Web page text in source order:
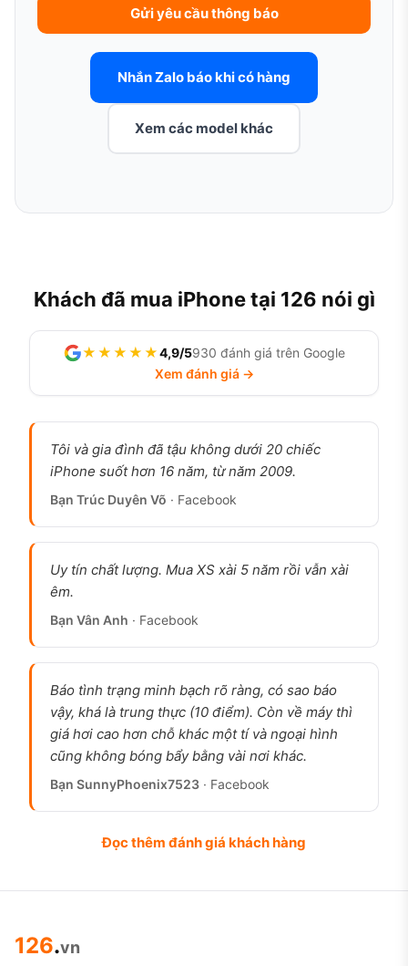
Gửi yêu cầu thông báo
Nhắn Zalo báo khi có hàng
Xem các model khác
Khách đã mua iPhone tại 126 nói gì
★★★★★4,9/5930 đánh giá trên Google
Xem đánh giá →
Tôi và gia đình đã tậu không dưới 20 chiếc
iPhone suốt hơn 16 năm, từ năm 2009.
Bạn Trúc Duyên Võ · Facebook
Uy tín chất lượng. Mua XS xài 5 năm rồi vẫn xài
êm.
Bạn Vân Anh · Facebook
Báo tình trạng minh bạch rõ ràng, có sao báo
vậy, khá là trung thực (10 điểm). Còn về máy thì
giá hơi cao hơn chỗ khác một tí và ngoại hình
cũng không bóng bẩy bằng vài nơi khác.
Bạn SunnyPhoenix7523 · Facebook
Đọc thêm đánh giá khách hàng
126.vn